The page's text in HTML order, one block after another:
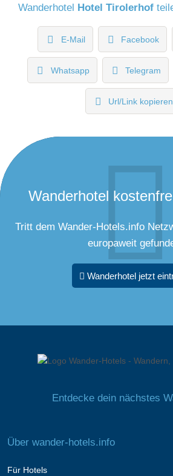
Wanderhotel Hotel Tirolerhof
E-Mail Facebook
Whatsapp Telegram
Url/Link kopieren
Wanderhotel
Tritt dem Wander-Hotels.info
europaweit
Wanderhotel jetzt
Entdecke dein nächstes
Über wander-hotels.info
Für Hotels